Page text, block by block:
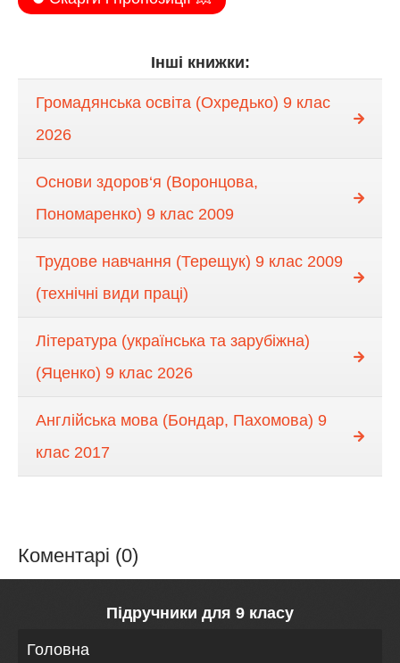
Інші книжки:
Громадянська освіта (Охредько) 9 клас
2026
Основи здоров‘я (Воронцова,
Пономаренко) 9 клас 2009
Трудове навчання (Терещук) 9 клас 2009
(технічні види праці)
Література (українська та зарубіжна)
(Яценко) 9 клас 2026
Англійська мова (Бондар, Пахомова) 9
клас 2017
Коментарі (0)
Підручники для 9 класу
Головна